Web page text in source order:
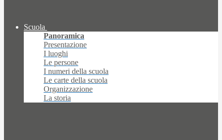
Scuola
Panoramica
Presentazione
I luoghi
Le persone
I numeri della scuola
Le carte della scuola
Organizzazione
La storia